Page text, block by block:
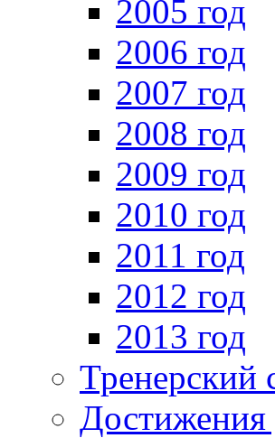
2005 год
2006 год
2007 год
2008 год
2009 год
2010 год
2011 год
2012 год
2013 год
Тренерский